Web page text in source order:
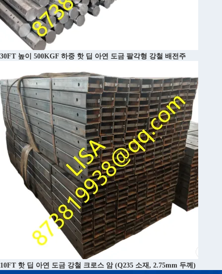
30FT 높이 500KGF 하중 핫 딥 아연 도금 팔각형 강철 배전주
10FT 핫 딥 아연 도금 강철 크로스 암 (Q235 소재, 2.75mm 두께)